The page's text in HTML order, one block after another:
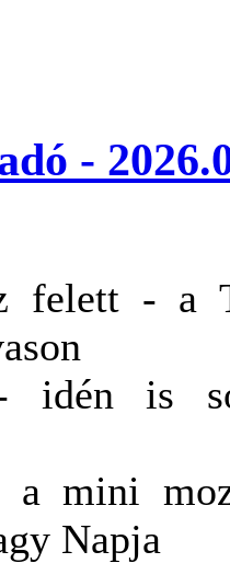
-
felett - a
- idén is
a mini
Napja